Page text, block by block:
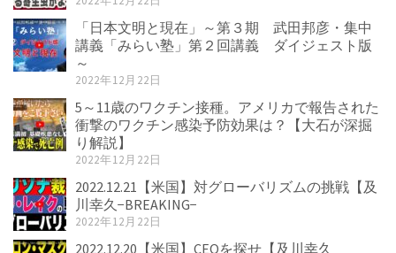
「日本文明と現在」～第３期 武田邦彦・集中
講義「みらい塾」第２回講義 ダイジェスト版
～
2022年12月22日
5～11歳のワクチン接種。アメリカで報告された
衝撃のワクチン感染予防効果は？【大石が深掘
り解説】
2022年12月22日
2022.12.21【米国】対グローバリズムの挑戦【及
川幸久−BREAKING−
2022年12月22日
2022.12.20【米国】CEOを探せ【及川幸久